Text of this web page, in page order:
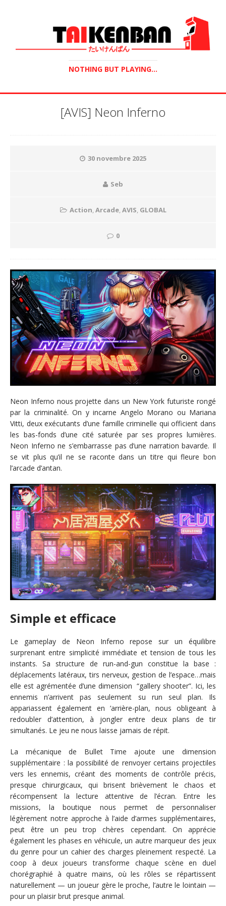
NOTHING BUT PLAYING...
[AVIS] Neon Inferno
30 novembre 2025
Seb
Action,Arcade,AVIS, GLOBAL
0
Neon Inferno nous projette dans un New York futuriste rongé
par la criminalité. On y incarne Angelo Morano ou Mariana
Vitti, deux exécutants d’une famille criminelle qui officient dans
les bas-fonds d’une cité saturée par ses propres lumières.
Neon Inferno ne s’embarrasse pas d’une narration bavarde. Il
se vit plus qu’il ne se raconte dans un titre qui fleure bon
l’arcade d’antan.
Simple et efficace
Le gameplay de Neon Inferno repose sur un équilibre
surprenant entre simplicité immédiate et tension de tous les
instants. Sa structure de run-and-gun constitue la base :
déplacements latéraux, tirs nerveux, gestion de l’espace…mais
elle est agrémentée d’une dimension “gallery shooter”. Ici, les
ennemis n’arrivent pas seulement su run seul plan. Ils
appariassent également en ’arrière-plan, nous obligeant à
redoubler d’attention, à jongler entre deux plans de tir
simultanés. Le jeu ne nous laisse jamais de répit.
La mécanique de Bullet Time ajoute une dimension
supplémentaire : la possibilité de renvoyer certains projectiles
vers les ennemis, créant des moments de contrôle précis,
presque chirurgicaux, qui brisent brièvement le chaos et
récompensent la lecture attentive de l’écran. Entre les
missions, la boutique nous permet de personnaliser
légèrement notre approche à l’aide d’armes supplémentaires,
peut être un peu trop chères cependant. On apprécie
également les phases en véhicule, un autre marqueur des jeux
du genre pour un cahier des charges pleinement respecté. La
coop à deux joueurs transforme chaque scène en duel
chorégraphié à quatre mains, où les rôles se répartissent
naturellement — un joueur gère le proche, l’autre le lointain —
pour un plaisir brut presque animal.